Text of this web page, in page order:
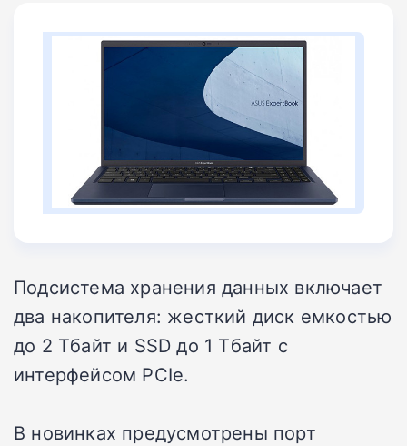
Подсистема хранения данных включает
два накопителя: жесткий диск емкостью
до 2 Тбайт и SSD до 1 Тбайт с
интерфейсом PCIe.
В новинках предусмотрены порт